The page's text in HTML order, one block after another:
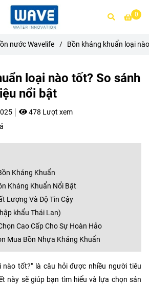
0
nước Wavelife / Bồn kháng khuẩn loại
loại nào tốt? So sánh
nổi bật
478 Lượt xem
Kháng Khuẩn
Kháng Khuẩn Nổi Bật
Lượng Và Độ Tin Cậy
khẩu Thái Lan)
Cao Cấp Cho Sự Hoàn Hảo
Mua Bồn Nhựa Kháng Khuẩn
nào tốt?" là câu hỏi được nhiều người tiêu
này sẽ giúp bạn tìm hiểu và lựa chọn sản